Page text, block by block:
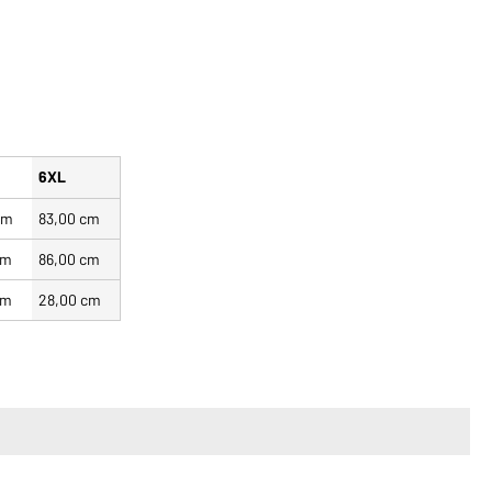
6XL
83,00 cm
86,00 cm
28,00 cm